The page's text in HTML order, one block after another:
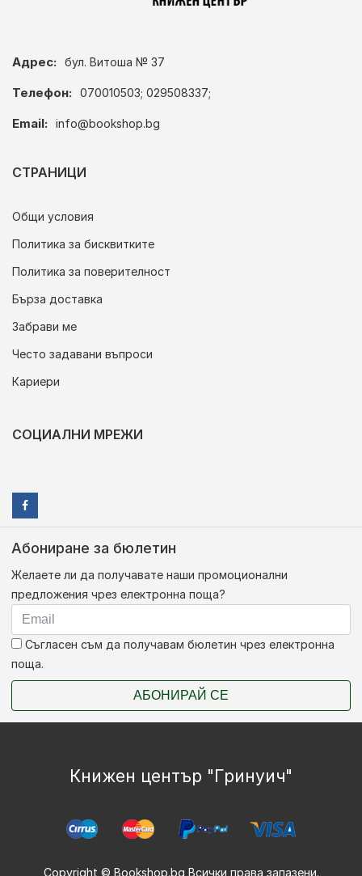
Адрес: бул. Витоша № 37
Телефон: 070010503; 029508337;
Email: info@bookshop.bg
СТРАНИЦИ
Общи условия
Политика за бисквитките
Политика за поверителност
Бърза доставка
Забрави ме
Често задавани въпроси
Кариери
СОЦИАЛНИ МРЕЖИ
Абониране за бюлетин
Желаете ли да получавате наши промоционални
предложения чрез електронна поща?
Съгласен съм да получавам бюлетин чрез електронна
поща.
АБОНИРАЙ СЕ
Книжен център "Гринуич"
Copyright © Bookshop.bg Всички права запазени.